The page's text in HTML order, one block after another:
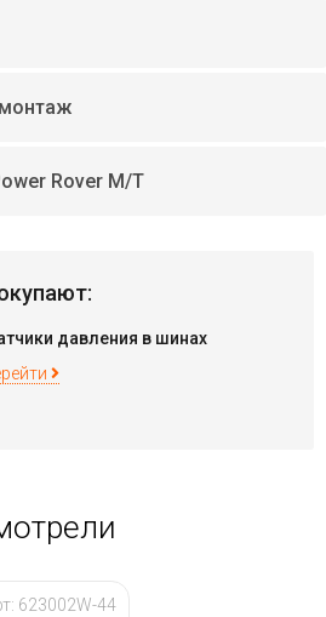
Rover M/T
давления в шинах
623002W-44